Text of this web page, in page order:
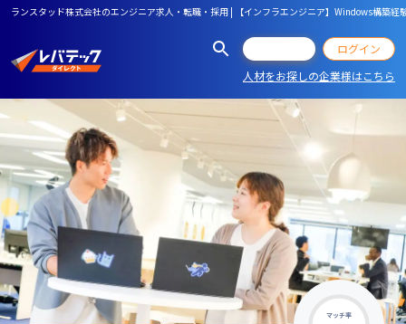
ランスタッド株式会社のエンジニア求人・転職・採用 | 【インフラエンジニア】Windows構築
ログイン
人材をお探しの企業様はこちら
マッチ率